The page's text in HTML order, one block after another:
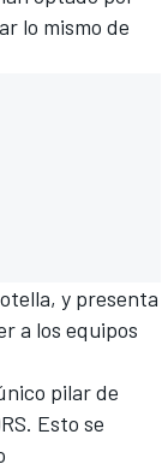
lo mismo de
y presenta
a los equipos
pilar de
Esto se